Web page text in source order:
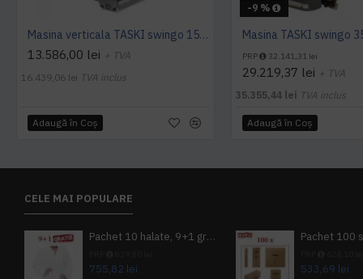
Masina verticala TASKI swingo 150 E EURO, 1100W
13.586,00 lei + TVA
16.439,06 lei TVA inclus
Adaugă în Coş
-9 %
PRP 32.141,31 lei
29.219,37 lei + TVA
35.355,44 lei TVA inclus
Adaugă în Coş
CELE MAI POPULARE
Pachet 10 halate, 9+1 gratuit
755,82 lei 533,69 lei